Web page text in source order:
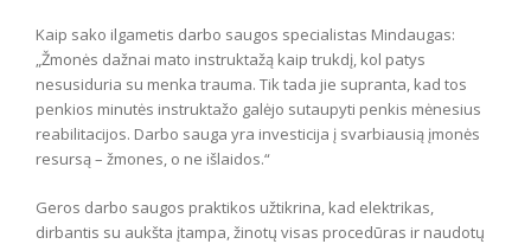
Kaip sako ilgametis darbo saugos specialistas Mindaugas:
„Žmonės dažnai mato instruktažą kaip trukdį, kol patys
nesusiduria su menka trauma. Tik tada jie supranta, kad tos
penkios minutės instruktažo galėjo sutaupyti penkis mėnesius
reabilitacijos. Darbo sauga yra investicija į svarbiausią įmonės
resursą – žmones, o ne išlaidos.“
Geros darbo saugos praktikos užtikrina, kad elektrikas,
dirbantis su aukšta įtampa, žinotų visas procedūras ir naudotų